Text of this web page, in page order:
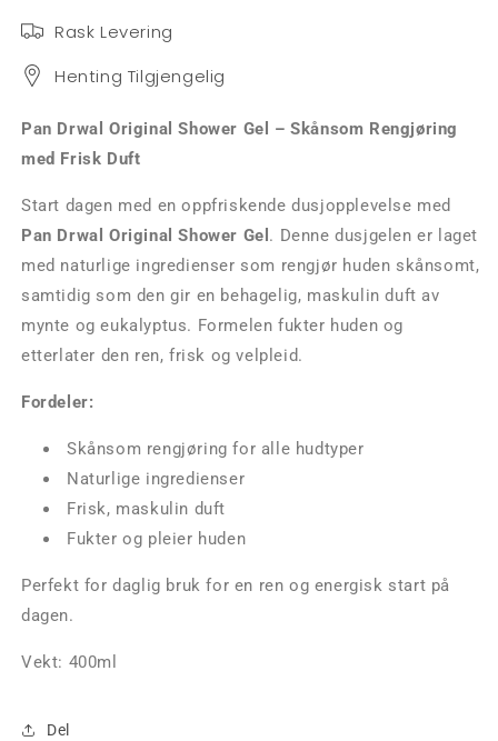
Rask Levering
Henting Tilgjengelig
Pan Drwal Original Shower Gel – Skånsom Rengjøring
med Frisk Duft
Start dagen med en oppfriskende dusjopplevelse med
Pan Drwal Original Shower Gel . Denne dusjgelen er laget
med naturlige ingredienser som rengjør huden skånsomt,
samtidig som den gir en behagelig, maskulin duft av
mynte og eukalyptus. Formelen fukter huden og
etterlater den ren, frisk og velpleid.
Fordeler:
Skånsom rengjøring for alle hudtyper
Naturlige ingredienser
Frisk, maskulin duft
Fukter og pleier huden
Perfekt for daglig bruk for en ren og energisk start på
dagen.
Vekt: 400ml
Del